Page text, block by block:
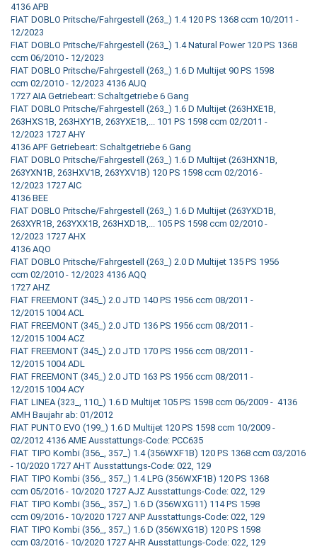
4136 APB
FIAT DOBLO Pritsche/Fahrgestell (263_) 1.4 120 PS 1368 ccm 10/2011 -
12/2023
FIAT DOBLO Pritsche/Fahrgestell (263_) 1.4 Natural Power 120 PS 1368
ccm 06/2010 - 12/2023
FIAT DOBLO Pritsche/Fahrgestell (263_) 1.6 D Multijet 90 PS 1598
ccm 02/2010 - 12/2023 4136 AUQ
1727 AIA Getriebeart: Schaltgetriebe 6 Gang
FIAT DOBLO Pritsche/Fahrgestell (263_) 1.6 D Multijet (263HXE1B,
263HXS1B, 263HXY1B, 263YXE1B,... 101 PS 1598 ccm 02/2011 -
12/2023 1727 AHY
4136 APF Getriebeart: Schaltgetriebe 6 Gang
FIAT DOBLO Pritsche/Fahrgestell (263_) 1.6 D Multijet (263HXN1B,
263YXN1B, 263HXV1B, 263YXV1B) 120 PS 1598 ccm 02/2016 -
12/2023 1727 AIC
4136 BEE
FIAT DOBLO Pritsche/Fahrgestell (263_) 1.6 D Multijet (263YXD1B,
263XYR1B, 263YXX1B, 263HXD1B,... 105 PS 1598 ccm 02/2010 -
12/2023 1727 AHX
4136 AQO
FIAT DOBLO Pritsche/Fahrgestell (263_) 2.0 D Multijet 135 PS 1956
ccm 02/2010 - 12/2023 4136 AQQ
1727 AHZ
FIAT FREEMONT (345_) 2.0 JTD 140 PS 1956 ccm 08/2011 -
12/2015 1004 ACL
FIAT FREEMONT (345_) 2.0 JTD 136 PS 1956 ccm 08/2011 -
12/2015 1004 ACZ
FIAT FREEMONT (345_) 2.0 JTD 170 PS 1956 ccm 08/2011 -
12/2015 1004 ADL
FIAT FREEMONT (345_) 2.0 JTD 163 PS 1956 ccm 08/2011 -
12/2015 1004 ACY
FIAT LINEA (323_, 110_) 1.6 D Multijet 105 PS 1598 ccm 06/2009 - 4136
AMH Baujahr ab: 01/2012
FIAT PUNTO EVO (199_) 1.6 D Multijet 120 PS 1598 ccm 10/2009 -
02/2012 4136 AME Ausstattungs-Code: PCC635
FIAT TIPO Kombi (356_, 357_) 1.4 (356WXF1B) 120 PS 1368 ccm 03/2016
- 10/2020 1727 AHT Ausstattungs-Code: 022, 129
FIAT TIPO Kombi (356_, 357_) 1.4 LPG (356WXF1B) 120 PS 1368
ccm 05/2016 - 10/2020 1727 AJZ Ausstattungs-Code: 022, 129
FIAT TIPO Kombi (356_, 357_) 1.6 D (356WXG11) 114 PS 1598
ccm 09/2016 - 10/2020 1727 ANP Ausstattungs-Code: 022, 129
FIAT TIPO Kombi (356_, 357_) 1.6 D (356WXG1B) 120 PS 1598
ccm 03/2016 - 10/2020 1727 AHR Ausstattungs-Code: 022, 129